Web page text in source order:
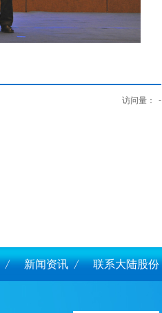
访问量： -
新闻资讯 联系大陆股份